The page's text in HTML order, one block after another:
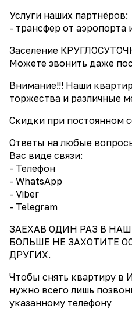
Услуги наших партнёров:
- трансфер от аэропорта
Заселение
Можете звонить даже
Внимание!!! Наши
торжества и различные
Скидки при постоянном
Ответы на любые
Вас виде связи:
- Телефон
- WhatsApp
- Viber
- Telegram
ЗАЕХАВ ОДИН РАЗ В
БОЛЬШЕ НЕ ЗАХОТИТЕ
ДРУГИХ.
Чтобы снять квартиру в
нужно всего лишь
указанному телефону